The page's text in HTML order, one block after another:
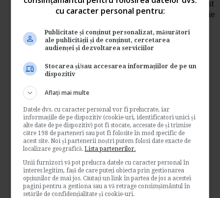
Vom afla in urmatorul studiu de caz care sunt
etapele pe care le urmam atunci cand trebuie
Contabilitate si fiscalitate
Incheierea exercitiului
financiar. Distribuire
dividende
deContabilul.ro
Asociatii pot beneficia de dividende numai
dupa incheirea exercitiului financiar, dupa
aprobarea...
Contabilitate si fiscalitate
→Citeste mai departe
cu caracter personal pentru:
Publicitate și conținut personalizat, măsurători
ale publicității și de conținut, cercetarea
audienței și dezvoltarea serviciilor
Stocarea și/sau accesarea informațiilor de pe un
dispozitiv
Aflați mai multe
Datele dvs. cu caracter personal vor fi prelucrate, iar
informațiile de pe dispozitiv (cookie-uri, identificatori unici și
alte date de pe dispozitiv) pot fi stocate, accesate de și trimise
către 198 de parteneri sau pot fi folosite în mod specific de
acest site. Noi și partenerii noștri putem folosi date exacte de
localizare geografică.Lista partenerilor.
Unii furnizori vă pot prelucra datele cu caracter personal în
interes legitim, față de care puteți obiecta prin gestionarea
opțiunilor de mai jos. Căutați un link în partea de jos a acestei
pagini pentru a gestiona sau a vă retrage consimțământul în
setările de confidențialitate și cookie-uri.